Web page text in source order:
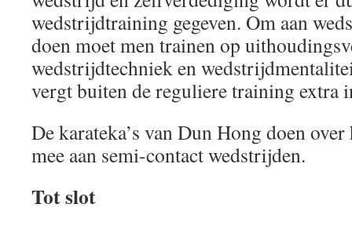
wedstrijdtraining gegeven. Om aan
doen moet men trainen op
wedstrijdtechniek en
vergt buiten de reguliere training extra
De karateka’s van Dun Hong doen
mee aan semi-contact wedstrijden.
Tot slot